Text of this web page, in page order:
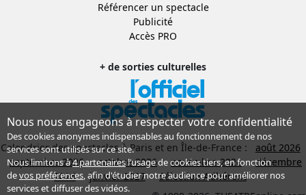
Référencer un spectacle
Publicité
Accès PRO
+ de sorties culturelles
Calendrier des spectacles à Paris et en Île-de-France :
août 2026
septembre 2026
octobre 2026 novembre 2026
décembre
2026
janvier 2027
Sélection Adhérent
Nous nous engageons à respecter votre confidentialité
Des cookies anonymes indispensables au fonctionnement de nos
services sont utilisés sur ce site.
Nous limitons à4 partenairesl’usage de cookies tiers, en fonction
devos préférences, afin d'étudier notre audience pour améliorer nos
services et diffuser des vidéos.